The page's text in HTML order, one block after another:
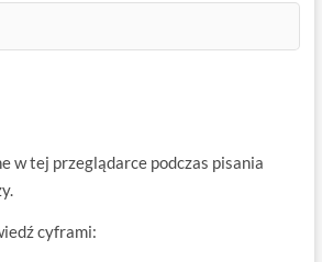
w tej przeglądarce podczas pisania
cyframi: